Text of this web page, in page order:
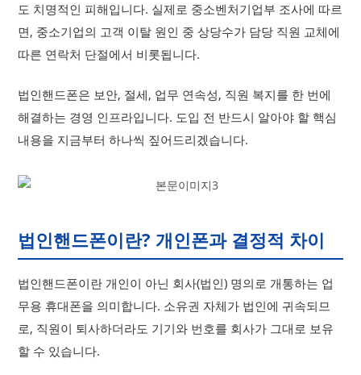
도 치명적인 피해입니다. 실제로 중소벤처기업부 조사에 따르
면, 중소기업의 고객 이탈 원인 중 상당수가 담당 직원 교체에
따른 연락처 단절에서 비롯됩니다.
법인핸드폰은 보안, 절세, 업무 연속성, 직원 복지를 한 번에
해결하는 경영 인프라입니다. 도입 전 반드시 알아야 할 핵심
내용을 지금부터 하나씩 짚어드리겠습니다.
법인핸드폰이란? 개인폰과 결정적 차이
법인핸드폰이란 개인이 아닌 회사(법인) 명의로 개통하는 업
무용 휴대폰을 의미합니다. 소유권 자체가 법인에 귀속되므
로, 직원이 퇴사하더라도 기기와 번호를 회사가 그대로 보유
할 수 있습니다.